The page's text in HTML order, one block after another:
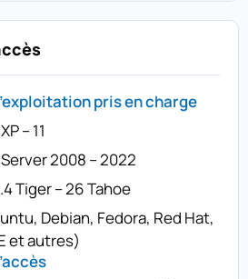
pris en charge
– 11
2008 – 2022
Tiger – 26 Tahoe
Debian, Fedora, Red Hat,
et autres)